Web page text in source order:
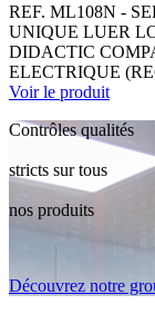
REF. ML108N -
UNIQUE LUER
DIDACTIC
ELECTRIQUE
Voir le produit
Contrôles qualités
stricts sur tous
nos produits
Découvrez notre